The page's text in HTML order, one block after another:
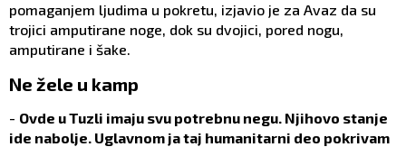
pomaganjem ljudima u pokretu, izjavio je za Avaz da su
trojici amputirane noge, dok su dvojici, pored nogu,
amputirane i šake.
Ne žele u kamp
- Ovde u Tuzli imaju svu potrebnu negu. Njihovo stanje
ide nabolje. Uglavnom ja taj humanitarni deo pokrivam